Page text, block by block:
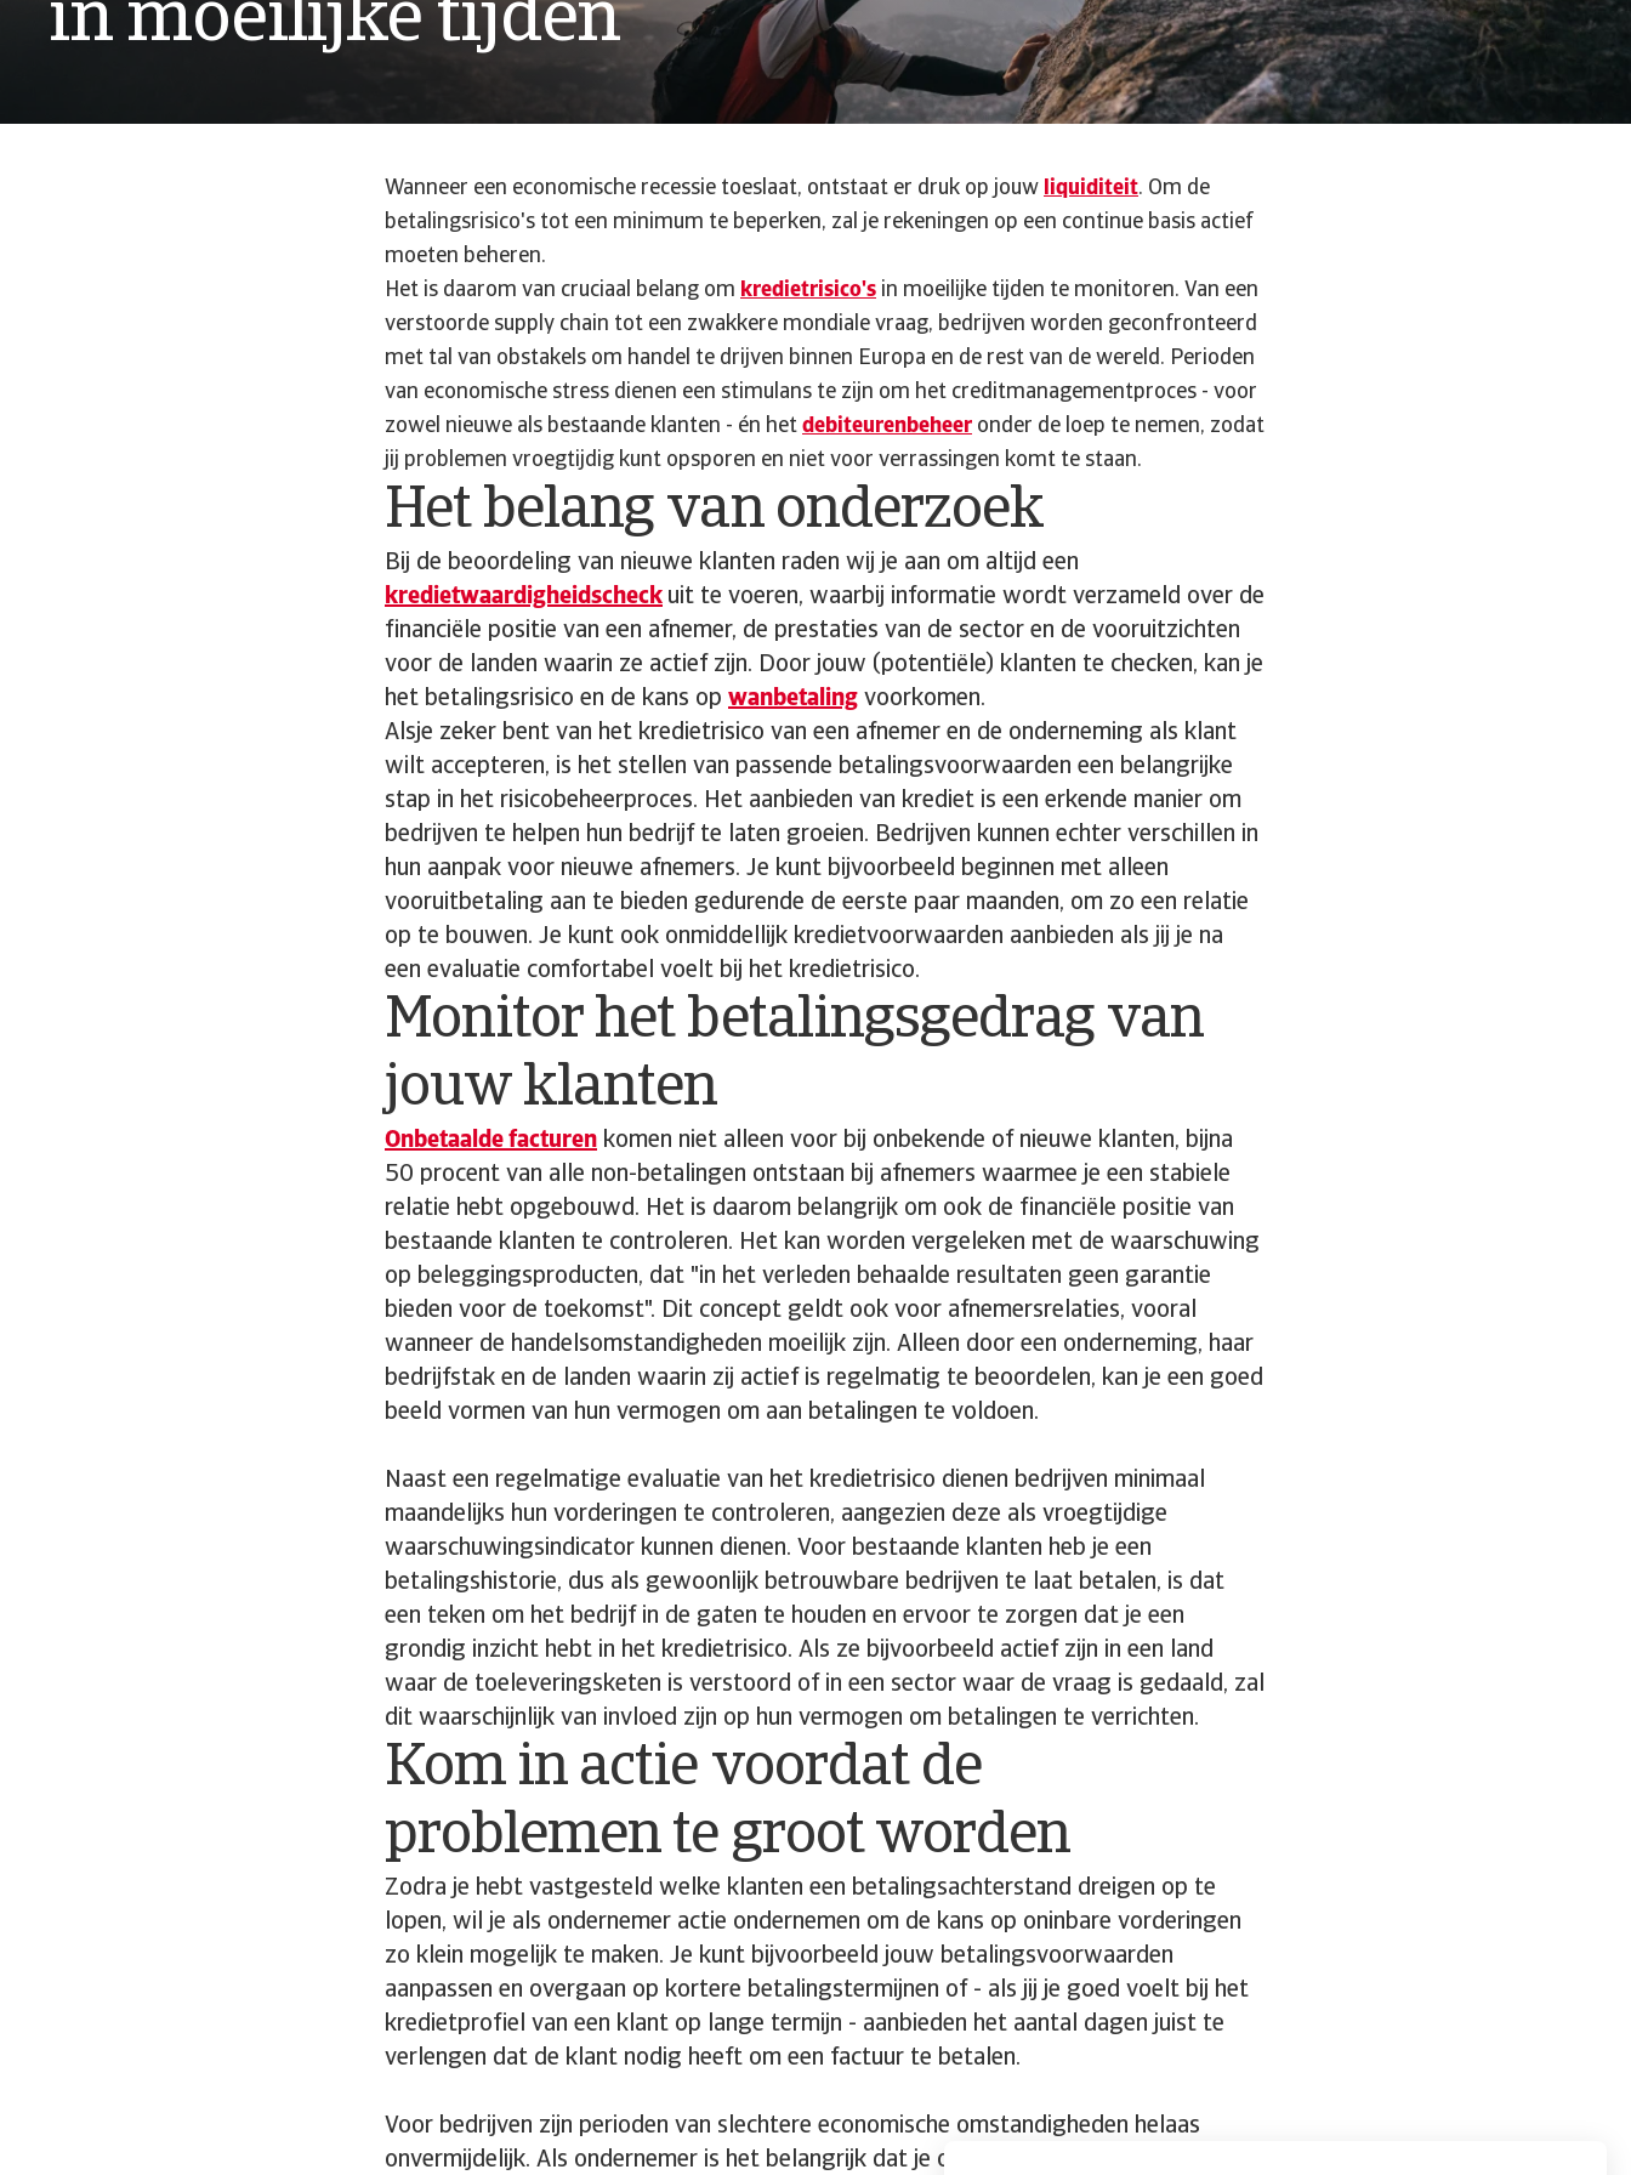
in moeilijke tijden
Wanneer een economische recessie toeslaat, ontstaat er druk op jouw liquiditeit. Om de
betalingsrisico's tot een minimum te beperken, zal je rekeningen op een continue basis actief
moeten beheren.
Het is daarom van cruciaal belang om kredietrisico's in moeilijke tijden te monitoren. Van een
verstoorde supply chain tot een zwakkere mondiale vraag, bedrijven worden geconfronteerd
met tal van obstakels om handel te drijven binnen Europa en de rest van de wereld. Perioden
van economische stress dienen een stimulans te zijn om het creditmanagementproces - voor
zowel nieuwe als bestaande klanten - én het debiteurenbeheer onder de loep te nemen, zodat
jij problemen vroegtijdig kunt opsporen en niet voor verrassingen komt te staan.
Het belang van onderzoek
Bij de beoordeling van nieuwe klanten raden wij je aan om altijd een
kredietwaardigheidscheck uit te voeren, waarbij informatie wordt verzameld over de
financiële positie van een afnemer, de prestaties van de sector en de vooruitzichten
voor de landen waarin ze actief zijn. Door jouw (potentiële) klanten te checken, kan je
het betalingsrisico en de kans op wanbetaling voorkomen.
Alsje zeker bent van het kredietrisico van een afnemer en de onderneming als klant
wilt accepteren, is het stellen van passende betalingsvoorwaarden een belangrijke
stap in het risicobeheerproces. Het aanbieden van krediet is een erkende manier om
bedrijven te helpen hun bedrijf te laten groeien. Bedrijven kunnen echter verschillen in
hun aanpak voor nieuwe afnemers. Je kunt bijvoorbeeld beginnen met alleen
vooruitbetaling aan te bieden gedurende de eerste paar maanden, om zo een relatie
op te bouwen. Je kunt ook onmiddellijk kredietvoorwaarden aanbieden als jij je na
een evaluatie comfortabel voelt bij het kredietrisico.
Monitor het betalingsgedrag van
jouw klanten
Onbetaalde facturen komen niet alleen voor bij onbekende of nieuwe klanten, bijna
50 procent van alle non-betalingen ontstaan bij afnemers waarmee je een stabiele
relatie hebt opgebouwd. Het is daarom belangrijk om ook de financiële positie van
bestaande klanten te controleren. Het kan worden vergeleken met de waarschuwing
op beleggingsproducten, dat "in het verleden behaalde resultaten geen garantie
bieden voor de toekomst". Dit concept geldt ook voor afnemersrelaties, vooral
wanneer de handelsomstandigheden moeilijk zijn. Alleen door een onderneming, haar
bedrijfstak en de landen waarin zij actief is regelmatig te beoordelen, kan je een goed
beeld vormen van hun vermogen om aan betalingen te voldoen.
Naast een regelmatige evaluatie van het kredietrisico dienen bedrijven minimaal
maandelijks hun vorderingen te controleren, aangezien deze als vroegtijdige
waarschuwingsindicator kunnen dienen. Voor bestaande klanten heb je een
betalingshistorie, dus als gewoonlijk betrouwbare bedrijven te laat betalen, is dat
een teken om het bedrijf in de gaten te houden en ervoor te zorgen dat je een
grondig inzicht hebt in het kredietrisico. Als ze bijvoorbeeld actief zijn in een land
waar de toeleveringsketen is verstoord of in een sector waar de vraag is gedaald, zal
dit waarschijnlijk van invloed zijn op hun vermogen om betalingen te verrichten.
Kom in actie voordat de
problemen te groot worden
Zodra je hebt vastgesteld welke klanten een betalingsachterstand dreigen op te
lopen, wil je als ondernemer actie ondernemen om de kans op oninbare vorderingen
zo klein mogelijk te maken. Je kunt bijvoorbeeld jouw betalingsvoorwaarden
aanpassen en overgaan op kortere betalingstermijnen of - als jij je goed voelt bij het
kredietprofiel van een klant op lange termijn - aanbieden het aantal dagen juist te
verlengen dat de klant nodig heeft om een factuur te betalen.
Voor bedrijven zijn perioden van slechtere economische omstandigheden helaas
onvermijdelijk. Als ondernemer is het belangrijk dat je over processen beschikt om